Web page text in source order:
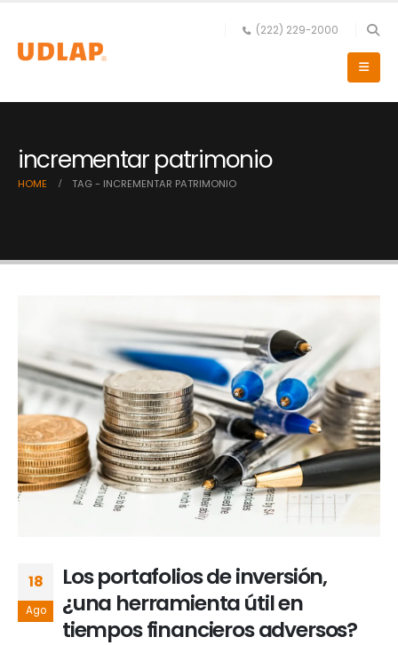
(222) 229-2000
incrementar patrimonio
HOME TAG - INCREMENTAR PATRIMONIO
18
Ago
Los portafolios de inversión,
¿una herramienta útil en
tiempos financieros adversos?